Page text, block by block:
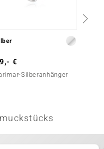
€
Silberanhänger